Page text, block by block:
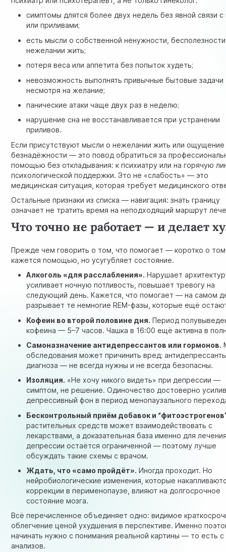
симптомы длятся более двух недель без явной связи с
или приливами;
есть мысли о собственной ненужности,
нежелании жить;
потеря веса или аппетита без попыток худеть;
невозможность выполнять привычные бытовые задачи
несмотря на желание;
панические атаки чаще двух раз в неделю;
нарушение сна не восстанавливается при устранении
приливов.
Если присутствуют мысли о нежелании жить или ощущение
безнадёжности — это повод обратиться за
помощью без откладывания: к психиатру или на горячую
психологической поддержки. Это не «слабость» — это
медицинская ситуация, которая требует медицинского
Остальные признаки из списка — навигация: знать границу
означает не тратить время на неподходящий маршрут
Что точно не работает — и делает
Прежде чем говорить о том, что помогает — коротко о
кажется помощью, но усугубляет состояние.
Алкоголь «для расслабления». Нарушает
усиливает ночную потливость, повышает тревогу на
следующий день. Кажется, что помогает — на самом
разрывает те немногие REM-фазы, которые ещё
Кофеин во второй половине дня. Период
кофеина — 5–7 часов. Чашка в 16:00 ещё активна в
Самоназначение антидепрессантов или гормонов.
обследования может причинить вред;
диагноза — не всегда нужны и не всегда безопасны.
Изоляция. «Не хочу никого видеть» при депрессии —
симптом, не решение. Одиночество достоверно
депрессивный фон в период менопаузального
Бесконтрольный приём добавок и
растительных средств может взаимодействовать с
лекарствами, а доказательная база именно для
депрессии остаётся ограниченной — поэтому лучше
обсуждать такие схемы с врачом.
Ждать, что «само пройдёт». Иногда проходит. Но
нейробиологические изменения, которые
коррекции в перименопаузе, влияют на долгосрочное
состояние мозга.
Всё перечисленное объединяет одно: видимое
облегчение ценой ухудшения в перспективе. Именно
начинать нужно с понимания реальной картины — то есть с
анализов.